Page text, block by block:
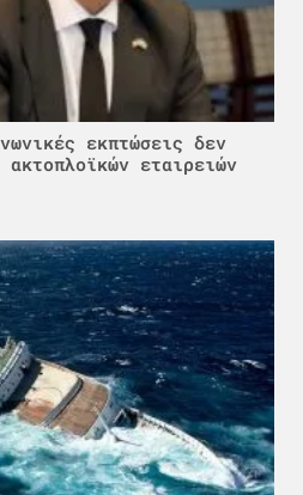
εκπτώσεις δεν
εταιρειών